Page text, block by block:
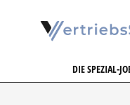
DIE SPEZIAL-